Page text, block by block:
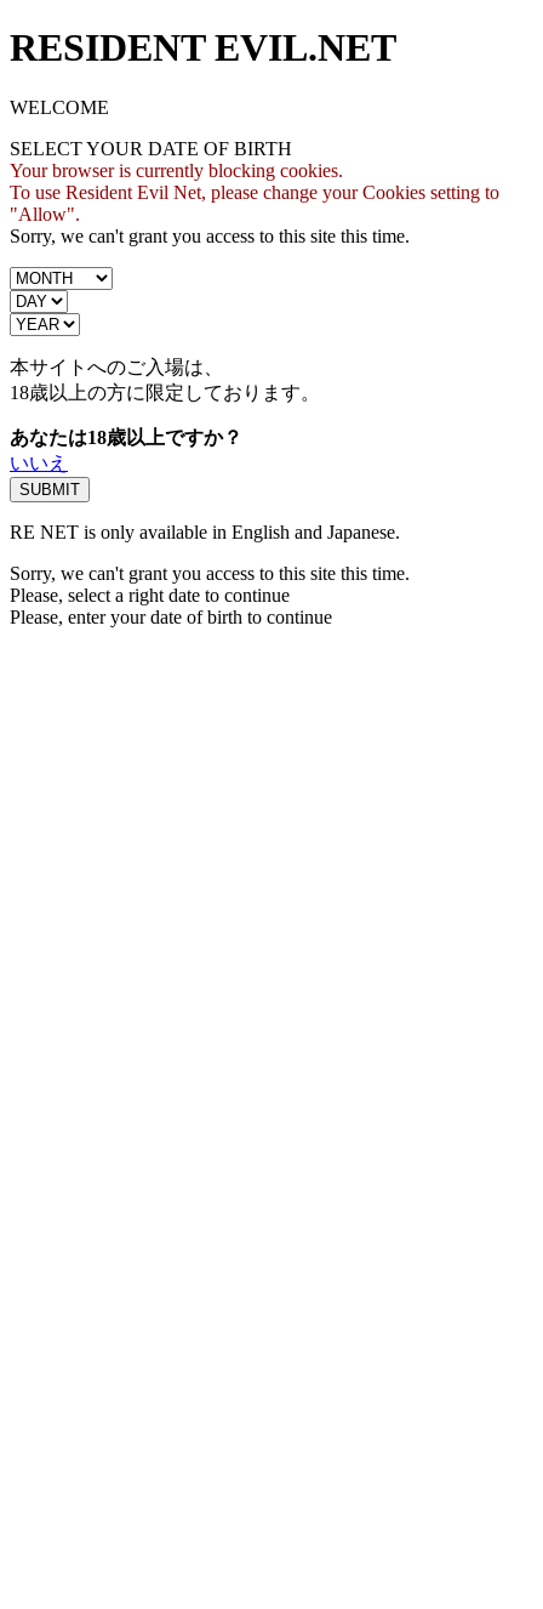
RESIDENT EVIL.NET
WELCOME
SELECT YOUR DATE OF BIRTH
Your browser is currently blocking cookies.
To use Resident Evil Net, please change your Cookies setting to
"Allow".
Sorry, we can't grant you access to this site this time.
本サイトへのご入場は、
18歳以上の方に限定しております。
あなたは18歳以上ですか？
いいえ
RE NET is only available in English and Japanese.
Sorry, we can't grant you access to this site this time.
Please, select a right date to continue
Please, enter your date of birth to continue